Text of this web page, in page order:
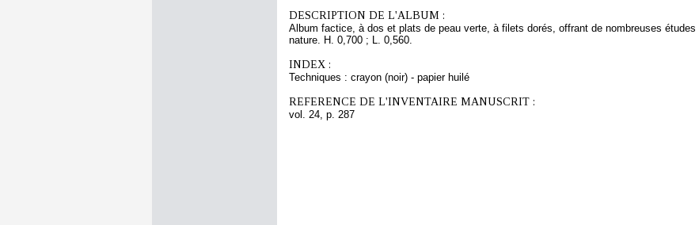
DESCRIPTION DE L'ALBUM :
Album factice, à dos et plats de peau verte, à filets dorés, offrant de nombreuses
nature. H. 0,700 ; L. 0,560.
INDEX :
Techniques : crayon (noir) - papier huilé
REFERENCE DE L'INVENTAIRE MANUSCRIT :
vol. 24, p. 287